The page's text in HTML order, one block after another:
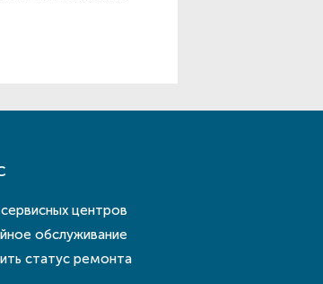
центров
обслуживание
статус ремонта